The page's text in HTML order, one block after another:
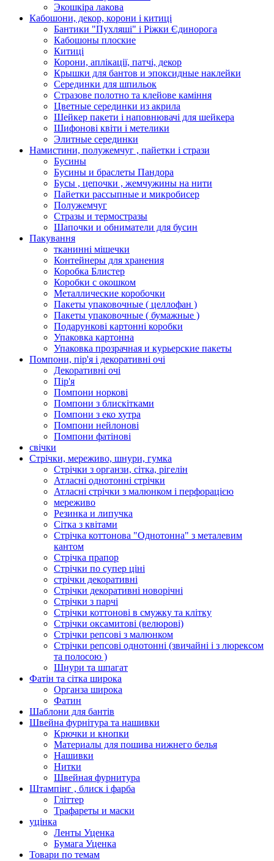
Экошкiра лакова
Кабошони, декор, корони і китиці
Бантики "Пухляші" і Ріжки Єдинорога
Кабошоны плоские
Китиці
Корони, аплікації, патчі, декор
Крышки для бантов и эпоксидные наклейки
Серединки для шпильок
Стразове полотно та клейове каміння
Цветные серединки из акрила
Шейкер пакети і наповнювачі для шейкера
Шифонові квіти і метелики
Элитные серединки
Намистини, полужемчуг , пайетки і стрази
Бусины
Бусины и браслеты Пандора
Бусы , цепочки , жемчужины на нити
Пайетки рассыпные и микробисер
Полужемчуг
Стразы и термостразы
Шапочки и обниматели для бусин
Пакування
тканинні мішечки
Контейнеры для хранения
Коробка Блистер
Коробки с окошком
Металлические коробочки
Пакеты упаковочные ( целлофан )
Пакеты упаковочные ( бумажные )
Подарункові картонні коробки
Упаковка картонна
Упаковка прозрачная и курьерские пакеты
Помпони, пір'я і декоративні очі
Декоративні очі
Пір'я
Помпони норкові
Помпони з блискітками
Помпони з еко хутра
Помпони нейлонові
Помпони фатінові
свічки
Стрічки, мереживо, шнури, гумка
Стрічки з органзи, сітка, рігелін
Атласні однотонні стрічки
Атласні стрічки з малюнком і перфорацією
мереживо
Резинка и липучка
Сітка з квітами
Стрічка коттонова "Однотонна" з металевим
кантом
Стрічка прапор
Стрічки по супер ціні
стрічки декоративні
Стрічки декоративні новорічні
Стрічки з парчі
Стрічки коттонові в смужку та клітку
Стрічки оксамитові (велюрові)
Стрічки репсові з малюнком
Стрічки репсові однотонні (звичайні і з люрексом
та полосою )
Шнури та шпагат
Фатін та сітка широка
Органза широка
Фатин
Шаблони для бантів
Швейна фурнітура та нашивки
Крючки и кнопки
Материалы для пошива нижнего белья
Нашивки
Нитки
Швейная фурнитура
Штампінг , блиск і фарба
Гліттер
Трафареты и маски
уцінка
Ленты Уценка
Бумага Уценка
Товари по темам